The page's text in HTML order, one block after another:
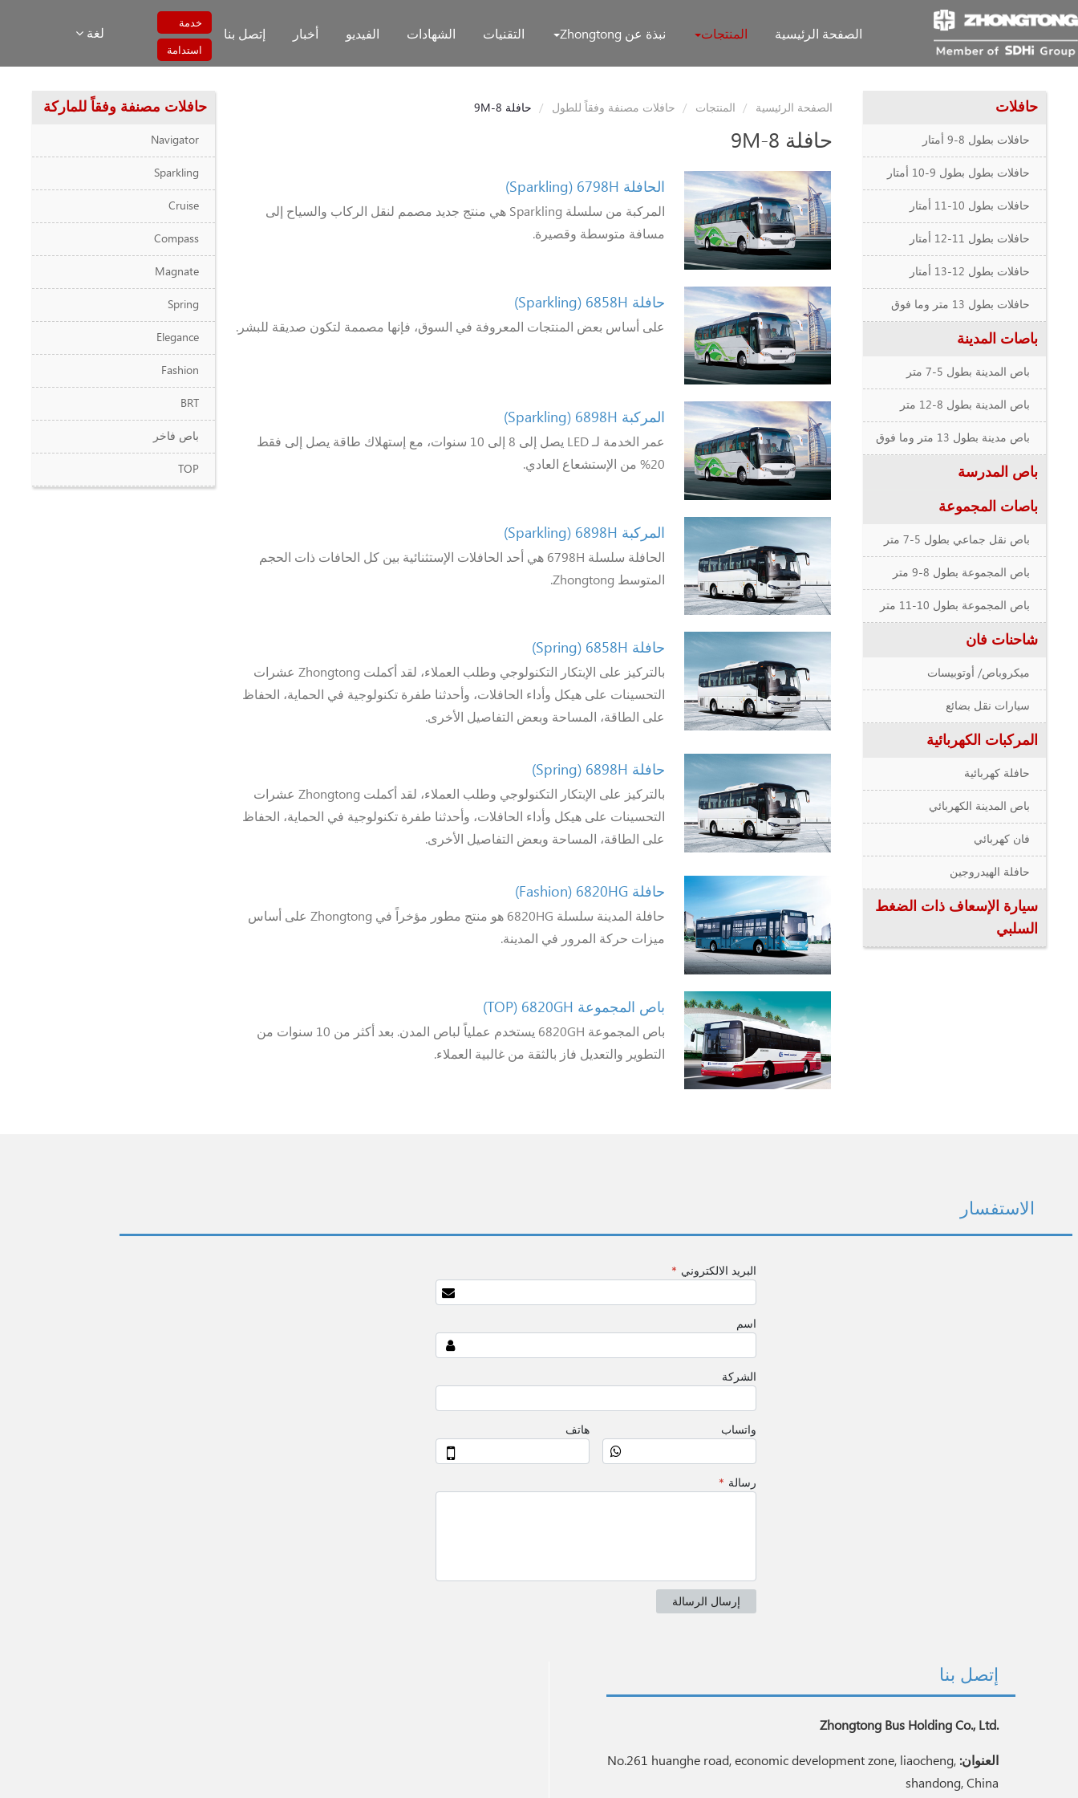
لغة الصفحة الرئيسية المنتجات نبذة عن Zhongtong التقنيات الشهادات الفيديو أخبار إتصل بنا
خدمة
استدامة
حافلات
حافلات بطول 8-9 أمتار
حافلات بطول بطول 9-10 أمتار
حافلات بطول 10-11 أمتار
حافلات بطول 11-12 أمتار
حافلات بطول 12-13 أمتار
حافلات بطول 13 متر وما فوق
باصات المدينة
باص المدينة بطول 5-7 متر
باص المدينة بطول 8-12 متر
باص مدينة بطول 13 متر وما فوق
باص المدرسة
باصات المجموعة
باص نقل جماعي بطول 5-7 متر
باص المجموعة بطول 8-9 متر
باص المجموعة بطول 10-11 متر
شاحنات فان
ميكروباص/ أوتوبيسات
سيارات نقل بضائع
المركبات الكهربائية
حافلة كهربائية
باص المدينة الكهربائي
فان كهربائي
حافلة الهيدروجين
سيارة الإسعاف ذات الضغط
السلبي
الصفحة الرئيسية المنتجات حافلات مصنفة وفقاً للطول حافلة 8-9M
حافلة 8-9M
الحافلة 6798H (Sparkling)
المركبة من سلسلة Sparkling هي منتج جديد مصمم لنقل الركاب والسياح إلى
مسافة متوسطة وقصيرة.
حافلة 6858H (Sparkling)
على أساس بعض المنتجات المعروفة في السوق، فإنها مصممة لتكون صديقة للبشر.
المركبة 6898H (Sparkling)
عمر الخدمة لـ LED يصل إلى 8 إلى 10 سنوات، مع إستهلاك طاقة يصل إلى فقط
20% من الإستشعاع العادي.
المركبة 6898H (Sparkling)
الحافلة سلسلة 6798H هي أحد الحافلات الإستثنائية بين كل الحافات ذات الحجم
المتوسط Zhongtong.
حافلة 6858H (Spring)
بالتركيز على الإبتكار التكنولوجي وطلب العملاء، لقد أكملت Zhongtong عشرات
التحسينات على هيكل وأداء الحافلات، وأحدثنا طفرة تكنولوجية في الحماية، الحفاظ
على الطاقة، المساحة وبعض التفاصيل الأخرى.
حافلة 6898H (Spring)
بالتركيز على الإبتكار التكنولوجي وطلب العملاء، لقد أكملت Zhongtong عشرات
التحسينات على هيكل وأداء الحافلات، وأحدثنا طفرة تكنولوجية في الحماية، الحفاظ
على الطاقة، المساحة وبعض التفاصيل الأخرى.
حافلة 6820HG (Fashion)
حافلة المدينة سلسلة 6820HG هو منتج مطور مؤخراً في Zhongtong على أساس
ميزات حركة المرور في المدينة.
باص المجموعة 6820GH (TOP)
باص المجموعة 6820GH يستخدم عملياً لباص المدن. بعد أكثر من 10 سنوات من
التطوير والتعديل فاز بالثقة من غالبية العملاء.
حافلات مصنفة وفقاً للماركة
Navigator
Sparkling
Cruise
Compass
Magnate
Spring
Elegance
Fashion
BRT
باص فاخر
TOP
الاستفسار
إتصل بنا
Zhongtong Bus Holding Co., Ltd.
العنوان: No.261 huanghe road, economic development zone, liaocheng,
shandong, China